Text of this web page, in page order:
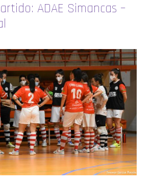
ADAE Simancas –